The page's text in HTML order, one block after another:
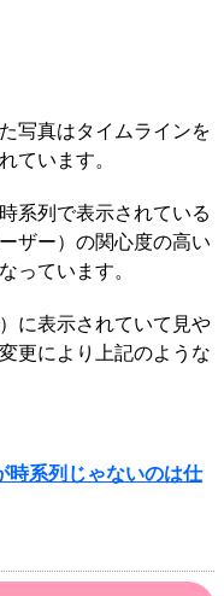
写真はタイムラインを
ています。
系列で表示されている
ザー）の関心度の高い
っています。
に表示されていて見や
更により上記のような
時系列じゃないのは仕